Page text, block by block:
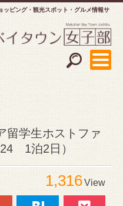
ッピング
観光スポット・グルメ情報サ
留学生ホストファ
1泊2日）
1,316View